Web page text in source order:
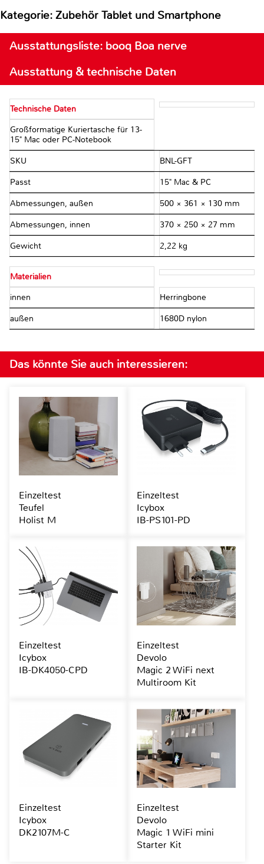
Kategorie: Zubehör Tablet und Smartphone
Ausstattungsliste: booq Boa nerve
Ausstattung & technische Daten
Technische Daten
Großformatige Kuriertasche für 13-
15" Mac oder PC-Notebook
SKU BNL-GFT
Passt 15" Mac & PC
Abmessungen, außen 500 × 361 × 130 mm
Abmessungen, innen 370 × 250 × 27 mm
Gewicht 2,22 kg
Materialien
innen Herringbone
außen 1680D nylon
Das könnte Sie auch interessieren:
Einzeltest
Teufel
Holist M
Einzeltest
Icybox
IB-PS101-PD
Einzeltest
Icybox
IB-DK4050-CPD
Einzeltest
Devolo
Magic 2 WiFi next
Multiroom Kit
Einzeltest
Icybox
DK2107M-C
Einzeltest
Devolo
Magic 1 WiFi mini
Starter Kit